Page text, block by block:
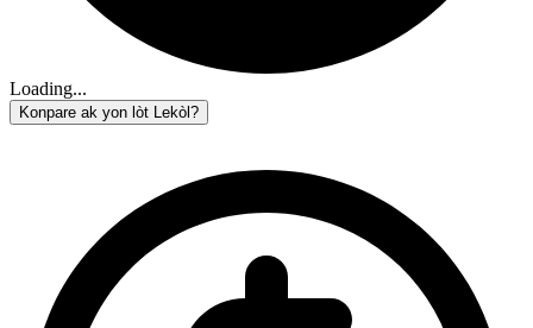
Loading...
Konpare ak yon lòt Lekòl?